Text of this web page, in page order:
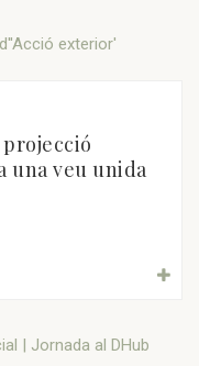
una veu unida